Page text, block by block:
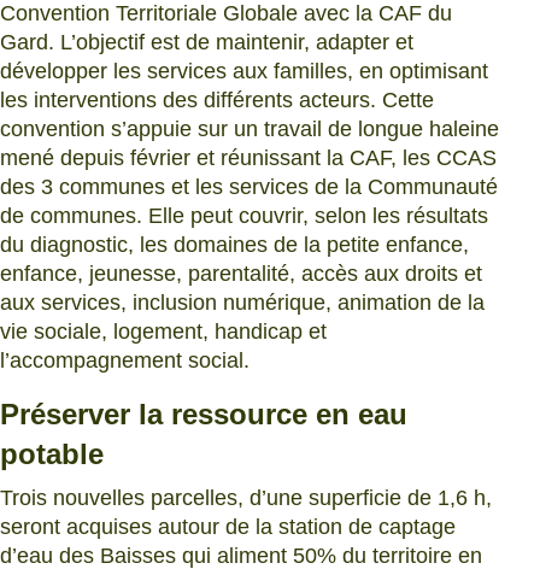
Convention Territoriale Globale avec la CAF du
Gard. L’objectif est de maintenir, adapter et
développer les services aux familles, en optimisant
les interventions des différents acteurs. Cette
convention s’appuie sur un travail de longue haleine
mené depuis février et réunissant la CAF, les CCAS
des 3 communes et les services de la Communauté
de communes. Elle peut couvrir, selon les résultats
du diagnostic, les domaines de la petite enfance,
enfance, jeunesse, parentalité, accès aux droits et
aux services, inclusion numérique, animation de la
vie sociale, logement, handicap et
l’accompagnement social.
Préserver la ressource en eau
potable
Trois nouvelles parcelles, d’une superficie de 1,6 h,
seront acquises autour de la station de captage
d’eau des Baisses qui aliment 50% du territoire en